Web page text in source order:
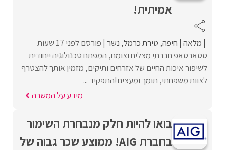
אמיתית!
מלאה חיפה טירת כרמל נשר פורסם לפני 17 שעות
סטארטאפ חברתי מצליח וצומח, המפתח טכנולוגיה ייחודית
לשיפור איכות החיים של אזרחים ותיקים, מזמין אותך להצטרף
לצוות משפחתי, תומך ומעצים!התפקיד ...
מידע על המשרה
בואו להיות חלק מנבחרת השימור
בחברת AIG! ממוצע שכר גבוה של